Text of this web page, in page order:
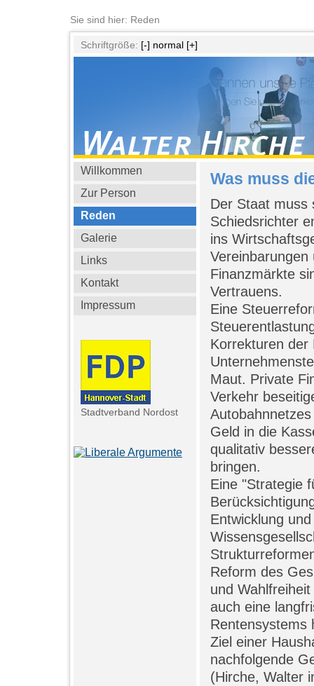
Sie sind hier: Reden
Schriftgröße: [-] normal [+]
Willkommen
Zur Person
Reden
Galerie
Links
Kontakt
Impressum
Stadtverband Nordost
Was muss
Der Staat muss
Schiedsrichter
ins
Finanzmärkte
Vertrauens.
Eine
Korrekturen der
Maut. Private
Verkehr
Geld in die
qualitativ
bringen.
Eine "Strategie
Entwicklung
Reform des
und
auch eine
Rentensystems
Ziel einer
nachfolgende
(Hirche, Walter